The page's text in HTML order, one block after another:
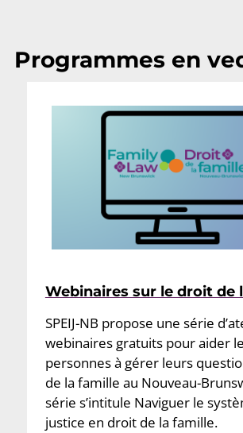
Programmes en
Webinaires sur le droit de
SPEIJ-NB propose une série
webinaires gratuits pour aider
personnes à gérer leurs
de la famille au Nouveau-
série s’intitule Naviguer le
justice en droit de la famille.